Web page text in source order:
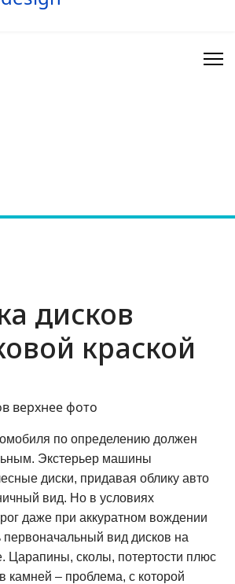
дисков
краской
по определению должен
Экстерьер машины
диски, придавая облику авто
вид. Но в условиях
даже при аккуратном вождении
первоначальный вид дисков на
Царапины, сколы, потертости плюс
камней – проблема, с которой